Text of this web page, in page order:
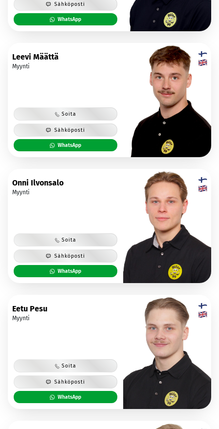
Sähköposti
WhatsApp
Leevi Määttä
Myynti
Soita
Sähköposti
WhatsApp
Onni Ilvonsalo
Myynti
Soita
Sähköposti
WhatsApp
Eetu Pesu
Myynti
Soita
Sähköposti
WhatsApp